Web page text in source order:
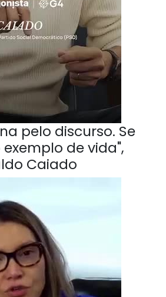
pelo discurso. Se
de vida",
Caiado